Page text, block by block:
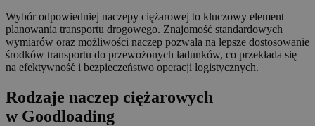
Wybór odpowiedniej naczepy ciężarowej to kluczowy element
planowania transportu drogowego. Znajomość standardowych
wymiarów oraz możliwości naczep pozwala na lepsze dostosowanie
środków transportu do przewożonych ładunków, co przekłada się
na efektywność i bezpieczeństwo operacji logistycznych.
Rodzaje naczep ciężarowych
w Goodloading